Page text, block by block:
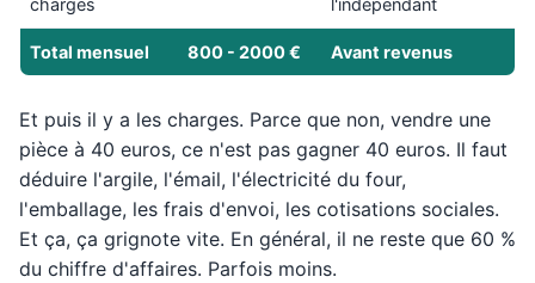
charges
l'indépendant
Total mensuel 800 - 2000 € Avant revenus
Et puis il y a les charges. Parce que non, vendre une
pièce à 40 euros, ce n'est pas gagner 40 euros. Il faut
déduire l'argile, l'émail, l'électricité du four,
l'emballage, les frais d'envoi, les cotisations sociales.
Et ça, ça grignote vite. En général, il ne reste que 60 %
du chiffre d'affaires. Parfois moins.